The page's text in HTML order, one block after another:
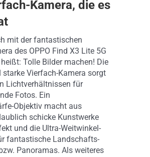
Kamera, die es
mit der fantastischen
des OPPO Find X3 Lite 5G
Tolle Bilder machen! Die
starke Vierfach-Kamera sorgt
Lichtverhältnissen für
Fotos. Ein
Objektiv macht aus
schicke Kunstwerke
und die Ultra-Weitwinkel-
fantastische Landschafts-
Panoramas. Als weiteres